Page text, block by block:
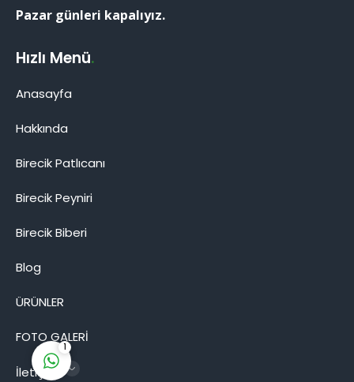
Pazar günleri kapalıyız.
Hızlı Menü.
Anasayfa
Hakkında
Birecik Patlıcanı
Birecik Peyniri
Birecik Biberi
Blog
ÜRÜNLER
FOTO GALERİ
İletişim
1